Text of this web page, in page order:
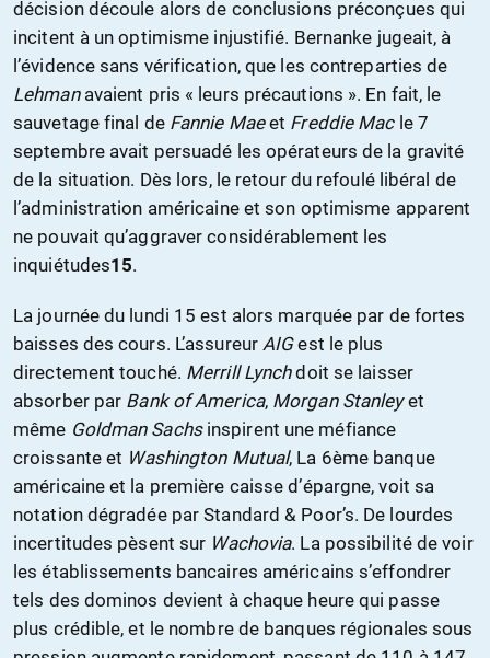
décision découle alors de conclusions préconçues qui
incitent à un optimisme injustifié. Bernanke jugeait, à
l’évidence sans vérification, que les contreparties de
Lehmanavaient pris « leurs précautions ». En fait, le
sauvetage final de Fannie Maeet Freddie Macle 7
septembre avait persuadé les opérateurs de la gravité
de la situation. Dès lors, le retour du refoulé libéral de
l’administration américaine et son optimisme apparent
ne pouvait qu’aggraver considérablement les
inquiétudes15.
La journée du lundi 15 est alors marquée par de fortes
baisses des cours. L’assureur AIGest le plus
directement touché. Merrill Lynchdoit se laisser
absorber par Bank of America, Morgan Stanleyet
même Goldman Sachsinspirent une méfiance
croissante et Washington Mutual, La 6ème banque
américaine et la première caisse d’épargne, voit sa
notation dégradée par Standard & Poor’s. De lourdes
incertitudes pèsent sur Wachovia. La possibilité de voir
les établissements bancaires américains s’effondrer
tels des dominos devient à chaque heure qui passe
plus crédible, et le nombre de banques régionales sous